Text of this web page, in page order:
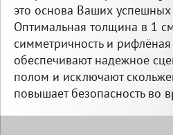
это основа Ваших
Оптимальная толщина в 1
симметричность и
обеспечивают надежное
полом и исключают
повышает безопасность во